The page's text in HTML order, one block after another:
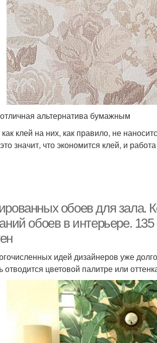
альтернатива бумажным
клей на них, как правило, не
значит, что экономится клей, и
обоев для
обоев в интерьере.
идей дизайнеров уже
отводится цветовой палитре или